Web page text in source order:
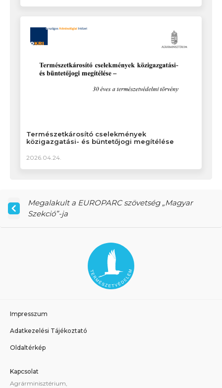
Természetkárosító cselekmények
közigazgatási- és büntetőjogi megítélése
2026.04.24.
Megalakult a EUROPARC szövetség „Magyar
Szekció”-ja
Impresszum
Adatkezelési Tájékoztató
Oldaltérkép
Kapcsolat
Agrárminisztérium,